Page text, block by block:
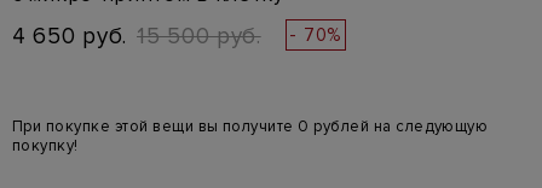
4 650 руб. 15 500 руб. - 70%
При покупке этой вещи вы получите 0 рублей на следующую
покупку!